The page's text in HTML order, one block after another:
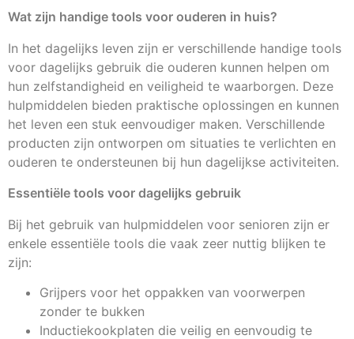
Wat zijn handige tools voor ouderen in huis?
In het dagelijks leven zijn er verschillende handige tools
voor dagelijks gebruik die ouderen kunnen helpen om
hun zelfstandigheid en veiligheid te waarborgen. Deze
hulpmiddelen bieden praktische oplossingen en kunnen
het leven een stuk eenvoudiger maken. Verschillende
producten zijn ontworpen om situaties te verlichten en
ouderen te ondersteunen bij hun dagelijkse activiteiten.
Essentiële tools voor dagelijks gebruik
Bij het gebruik van hulpmiddelen voor senioren zijn er
enkele essentiële tools die vaak zeer nuttig blijken te
zijn:
Grijpers voor het oppakken van voorwerpen
zonder te bukken
Inductiekookplaten die veilig en eenvoudig te